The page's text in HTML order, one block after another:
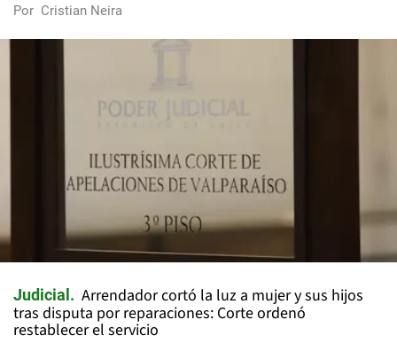
Por Cristian Neira
Judicial
Arrendador cortó la luz a mujer y sus hijos
tras disputa por reparaciones: Corte ordenó
restablecer el servicio